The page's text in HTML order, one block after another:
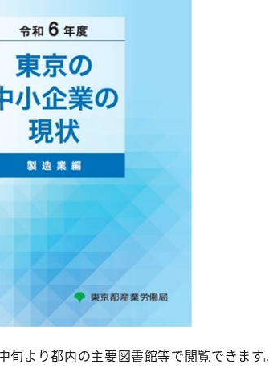
より都内の主要図書館等で閲覧できます。